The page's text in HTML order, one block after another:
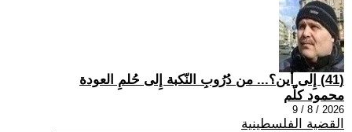
(41) إِلى أين؟... من دُرُوبِ النّكبة إِلى حُلمِ العودة
محمود كلّم
2026 / 8 / 9
القضية الفلسطينية